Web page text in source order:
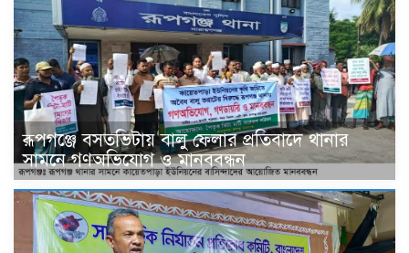
রূপগঞ্জে বসতভিটায় বালু ফেলার প্রতিবাদে থানার
সামনে গণঅভিযোগ ও মানববন্ধন